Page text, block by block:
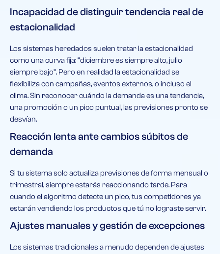
Incapacidad de distinguir tendencia real de
estacionalidad
Los sistemas heredados suelen tratar la estacionalidad
como una curva fija: “diciembre es siempre alto, julio
siempre bajo”. Pero en realidad la estacionalidad se
flexibiliza con campañas, eventos externos, o incluso el
clima. Sin reconocer cuándo la demanda es una tendencia,
una promoción o un pico puntual, las previsiones pronto se
desvían.
Reacción lenta ante cambios súbitos de
demanda
Si tu sistema solo actualiza previsiones de forma mensual o
trimestral, siempre estarás reaccionando tarde. Para
cuando el algoritmo detecte un pico, tus competidores ya
estarán vendiendo los productos que tú no lograste servir.
Ajustes manuales y gestión de excepciones
Los sistemas tradicionales a menudo dependen de ajustes